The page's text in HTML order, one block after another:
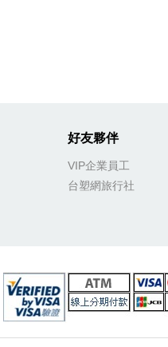
好友夥伴
VIP企業員工
台塑網旅行社